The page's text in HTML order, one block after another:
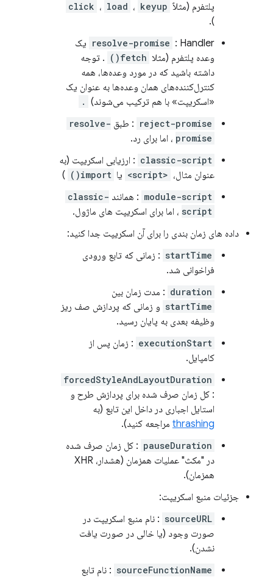
پلتفرم (مثلاً
click ، load ، keyup
).
resolve-promise : Handler یک
وعده پلتفرم (مثلا fetch()
. توجه
داشته باشید که در مورد وعده‌ها، همه
کنترل‌کننده‌های همان وعده‌ها به عنوان یک
«اسکریپت» با هم ترکیب می‌شوند) .
reject-promise : طبق resolve-
promise ، اما برای رد.
classic-script : ارزیابی اسکریپت (به
عنوان مثال، <script> یا import()
)
module-script : همانند classic-
script ، اما برای اسکریپت های ماژول.
داده های زمان بندی را برای آن اسکریپت جدا کنید:
startTime : زمانی که تابع ورودی
فراخوانی شد.
duration : مدت زمان بین
startTime و زمانی که پردازش صف ریز
وظیفه بعدی به پایان رسید.
executionStart : زمان پس از
کامپایل.
forcedStyleAndLayoutDuration
: کل زمان صرف شده برای پردازش طرح و
استایل اجباری در داخل این تابع (به
thrashing مراجعه کنید).
pauseDuration : کل زمان صرف شده
در "مکث" عملیات همزمان (هشدار، XHR
همزمان).
جزئیات منبع اسکریپت:
sourceURL : نام منبع اسکریپت در
صورت وجود (یا خالی در صورت یافت
نشدن).
sourceFunctionName : نام تابع